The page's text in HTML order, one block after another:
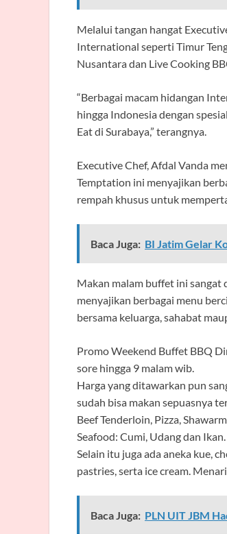
Melalui tangan hangat
International seperti Timur
Nusantara dan Live Cooking
“Berbagai macam hidangan
hingga Indonesia dengan
Eat di Surabaya,” terangnya.
Executive Chef, Afdal Vanda
Temptation ini menyajikan
rempah khusus untuk
Baca Juga: BI Jatim Gelar
Makan malam buffet ini sangat
menyajikan berbagai menu
bersama keluarga, sahabat
Promo Weekend Buffet BBQ
sore hingga 9 malam wib.
Harga yang ditawarkan pun
sudah bisa makan sepuasnya
Beef Tenderloin, Pizza,
Seafood: Cumi, Udang dan Ikan.
Selain itu juga ada aneka kue,
pastries, serta ice cream.
Baca Juga: PLN UIT JBM